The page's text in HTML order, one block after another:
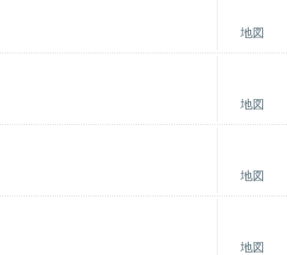
地図
地図
地図
地図